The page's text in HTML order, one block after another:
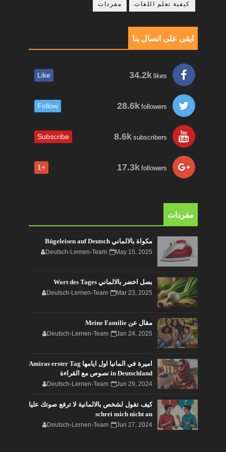
كيفية تعلم اللغات مفردات
ابقى على اتصال بنا
34.2k likes
Like
28.6k followers
Follow
8.6k subscribers
Subscribe
17.3k followers
+1
مفردات
مكواة بالالماني Bügeleisen auf Deutsch
Deutsch-Lernen-Team May 15, 2025
بصل اخضر بالالماني Wort des Tages
Deutsch-Lernen-Team Mar 23, 2025
مقال عن Meine Familie
Deutsch-Lernen-Team Jan 24, 2025
اميرة في المانيا اول ايامها Amiras erster Tag
in Deutschland نصوص مع القراءة
Deutsch-Lernen-Team Jun 29, 2024
كيف تقول لشخص بالالمانية لا ترفع صوتك عليا
schrei mich nicht an
Deutsch-Lernen-Team Jun 27, 2024